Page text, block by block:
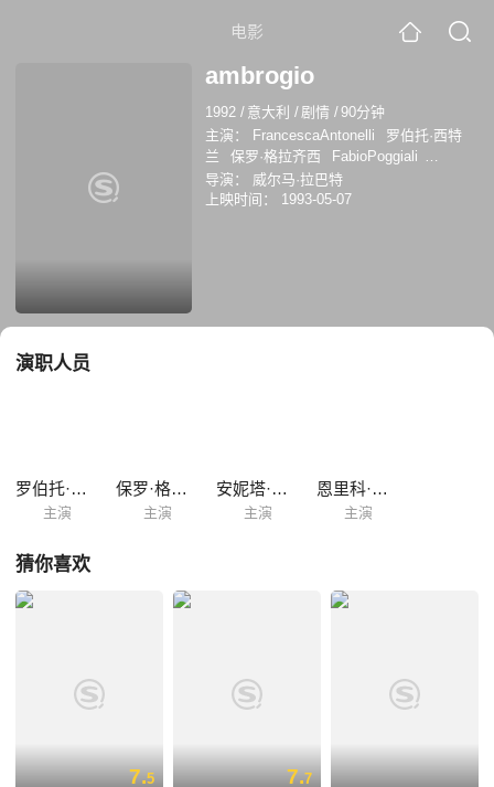
电影
ambrogio
1992 / 意大利 /剧情 /90分钟
主演：
FrancescaAntonelli
罗伯托·西特
兰
保罗·格拉齐西
FabioPoggiali
MarcoGalli
安妮塔·艾克伯格
尼亚诺
LucianoFederico
导演：
威尔马·拉巴特
上映时间：
1993-05-07
演职人员
罗伯托·西特兰
主演
保罗·格拉齐西
主演
安妮塔·艾克伯格
主演
恩里科·布里尼亚诺
主演
猜你喜欢
7.5 7.7